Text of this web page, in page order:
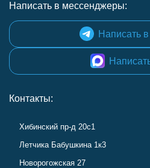
Написать в мессенджеры:
Написать
Контакты:
Хибинский пр-д 20с1
Летчика Бабушкина 1к3
Новорогожская 27